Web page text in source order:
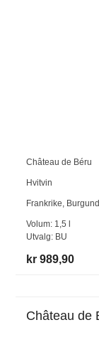
Château de Béru
Hvitvin
Frankrike Burgund
Volum: 1,5 l
Utvalg: BU
kr 989,90
Château de